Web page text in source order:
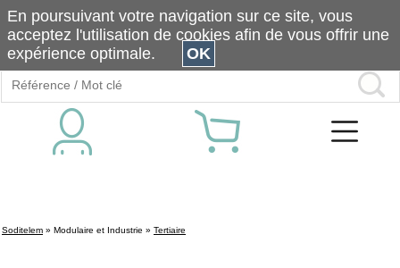
Soditelem » Modulaire et Industrie » Tertiaire
En poursuivant votre navigation sur ce site, vous
acceptez l'utilisation de cookies afin de vous offrir une
expérience optimale.
OK